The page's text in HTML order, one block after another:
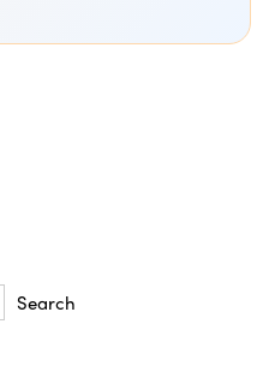
Search